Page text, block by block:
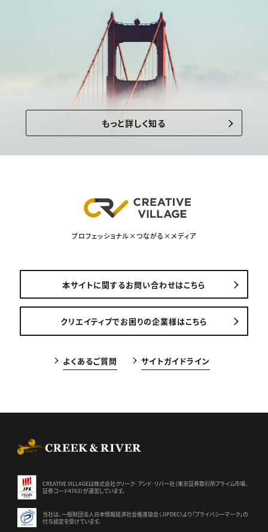
もっと詳しく知る
プロフェッショナル×つながる×メディア
本サイトに関するお問い合わせはこちら
クリエイティブでお困りの企業様はこちら
よくあるご質問 サイトガイドライン
CREATIVE VILLAGEは株式会社クリーク･アンド･リバー社（東京証券取引所プライム市場、
証券コード4763）が運営しています。
当社は、一般財団法人日本情報経済社会推進協会（JIPDEC）より 「プライバシーマーク」の
付与認定を受けています。